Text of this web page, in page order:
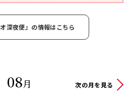
深夜便』の情報はこちら
08月 次の月を見る